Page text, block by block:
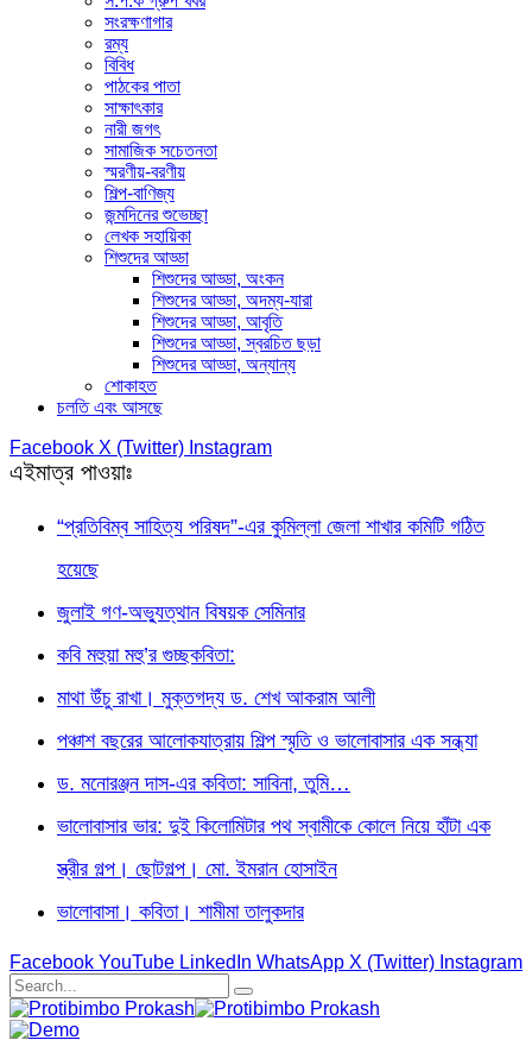
সংরক্ষণাগার
রম্য
বিবিধ
পাঠকের পাতা
সাক্ষাৎকার
নারী জগৎ
সামাজিক সচেতনতা
স্মরণীয়-বরণীয়
শিল্প-বাণিজ্য
জন্মদিনের শুভেচ্ছা
লেখক সহায়িকা
শিশুদের আড্ডা
শিশুদের আড্ডা, অংকন
শিশুদের আড্ডা, অদম্য-যারা
শিশুদের আড্ডা, আবৃতি
শিশুদের আড্ডা, স্বরচিত ছড়া
শিশুদের আড্ডা, অন্যান্য
শোকাহত
চলতি এবং আসছে
Facebook X (Twitter) Instagram
এইমাত্র পাওয়াঃ
“প্রতিবিম্ব সাহিত্য পরিষদ”-এর কুমিল্লা জেলা শাখার কমিটি গঠিত
হয়েছে
জুলাই গণ-অভ্যুত্থান বিষয়ক সেমিনার
কবি মহুয়া মহু’র গুচ্ছকবিতা:
মাথা উঁচু রাখা। মুক্তগদ্য ড. শেখ আকরাম আলী
পঞ্চাশ বছরের আলোকযাত্রায় শিল্প স্মৃতি ও ভালোবাসার এক সন্ধ্যা
ড. মনোরঞ্জন দাস-এর কবিতা: সাবিনা, তুমি…
ভালোবাসার ভার: দুই কিলোমিটার পথ স্বামীকে কোলে নিয়ে হাঁটা এক
স্ত্রীর গল্প। ছোটগল্প। ‎মো. ইমরান হোসাইন
ভালোবাসা। কবিতা। শামীমা তালুকদার
Facebook YouTube LinkedIn WhatsApp X (Twitter) Instagram